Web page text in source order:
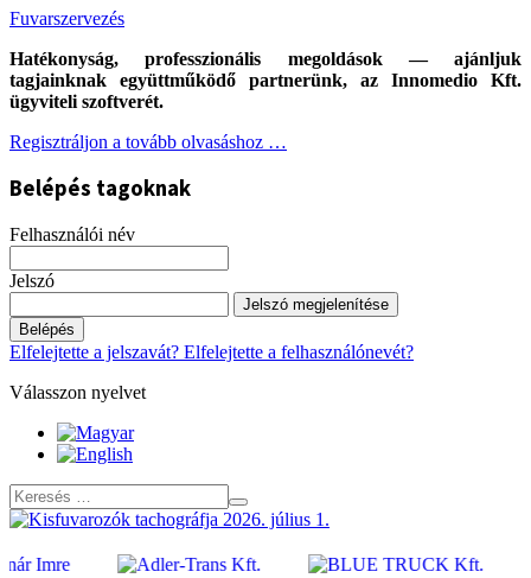
Fuvarszervezés
Hatékonyság, professzionális megoldások — ajánljuk
tagjainknak együttműködő partnerünk, az Innomedio Kft.
ügyviteli szoftverét.
Regisztráljon a tovább olvasáshoz …
Belépés tagoknak
Felhasználói név
Jelszó
Jelszó megjelenítése
Belépés
Elfelejtette a jelszavát? Elfelejtette a felhasználónevét?
Válasszon nyelvet